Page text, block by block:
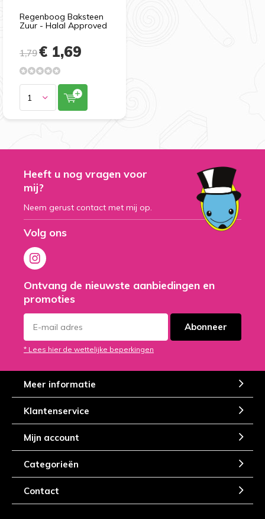
Regenboog Baksteen
Zuur - Halal Approved
1,79€ 1,69
Heeft u nog vragen voor
mij?
Neem gerust contact met mij op.
Volg ons
Ontvang de nieuwste aanbiedingen en
promoties
Abonneer
* Lees hier de wettelijke beperkingen
Meer informatie
Klantenservice
Mijn account
Categorieën
Contact